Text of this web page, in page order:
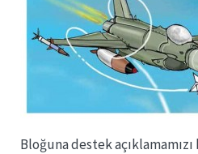
Bloğuna destek açıklamamızı